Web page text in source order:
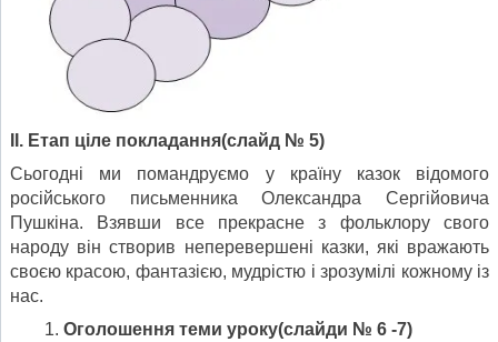
ІІ. Етап ціле покладання(слайд № 5)
Сьогодні ми помандруємо у країну казок відомого
російського письменника Олександра Сергійовича
Пушкіна. Взявши все прекрасне з фольклору свого
народу він створив неперевершені казки, які вражають
своєю красою, фантазією, мудрістю і зрозумілі кожному із
нас.
Оголошення теми уроку(слайди № 6 -7)